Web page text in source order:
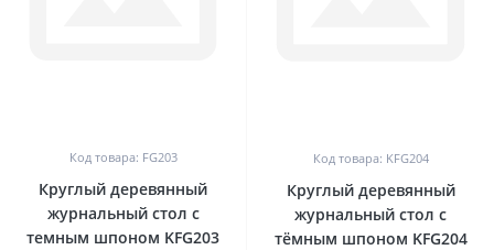
Код товара: FG203
Круглый деревянный
журнальный стол с
темным шпоном KFG203
Код товара: KFG204
Круглый деревянный
журнальный стол с
тёмным шпоном KFG204